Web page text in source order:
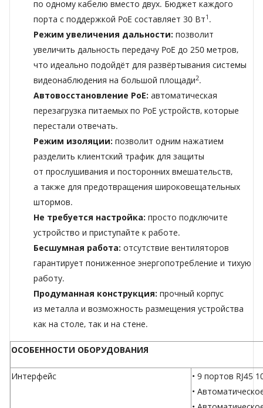
по одному кабелю вместо двух. Бюджет каждого
порта с поддержкой PoE составляет 30 Вт1 .
Режим увеличения дальности: позволит
увеличить дальность передачу PoE до 250 метров,
что идеально подойдёт для развёртывания системы
видеонаблюдения на большой площади2.
Автовосстановление PoE: автоматическая
перезагрузка питаемых по PoE устройств, которые
перестали отвечать.
Режим изоляции: позволит одним нажатием
разделить клиентский трафик для защиты
от прослушивания и посторонних вмешательств,
а также для предотвращения широковещательных
штормов.
Не требуется настройка: просто подключите
устройство и приступайте к работе.
Бесшумная работа: отсутствие вентиляторов
гарантирует пониженное энергопотребление и тихую
работу.
Продуманная конструкция: прочный корпус
из металла и возможность размещения устройства
как на столе, так и на стене.
ОСОБЕННОСТИ ОБОРУДОВАНИЯ
Интерфейс
• 9 портов RJ45
•